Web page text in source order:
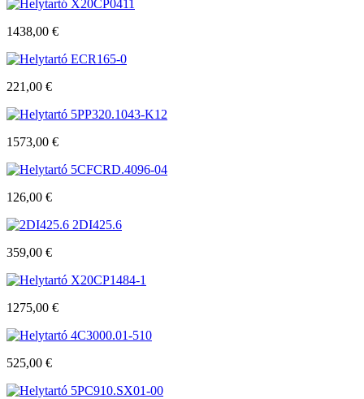
X20CP0411
1438,00 €
ECR165-0
221,00 €
5PP320.1043-K12
1573,00 €
5CFCRD.4096-04
126,00 €
2DI425.6
359,00 €
X20CP1484-1
1275,00 €
4C3000.01-510
525,00 €
5PC910.SX01-00